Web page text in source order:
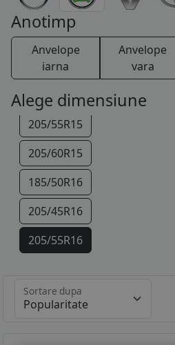
Anotimp
Anvelope
iarna
Anvelope
vara
Alege dimensiune
185/60R15
195/50R15
195/55R15
195/65R15
205/55R15
205/60R15
185/50R16
205/45R16
205/55R16
215/60R16
Sortare dupa